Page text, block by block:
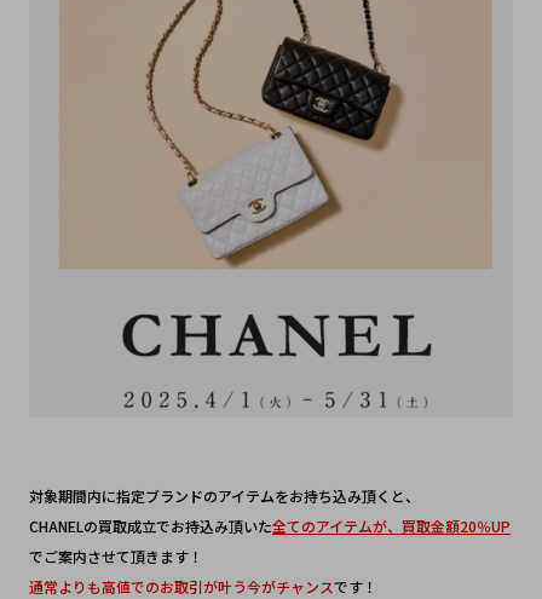
対象期間内に指定ブランドのアイテムをお持ち込み頂くと、
CHANELの買取成立でお持込み頂いた全てのアイテムが、買取金額20％UP
でご案内させて頂きます！
通常よりも高値でのお取引が叶う今がチャンスです！